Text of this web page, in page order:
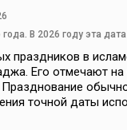
В 2026 году эта
праздников в
Его отмечают на
точной даты